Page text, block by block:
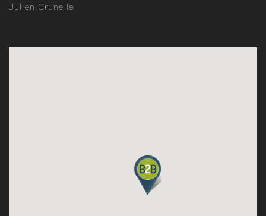
Julien Crunelle